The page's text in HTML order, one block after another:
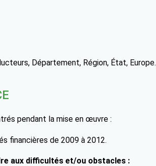
Département, Région, État, Europe.
pendant la mise en œuvre :
financières de 2009 à 2012.
aux difficultés et/ou obstacles :